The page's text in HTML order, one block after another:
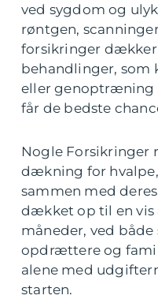
ved sygdom og
røntgen,
forsikringer
behandlinger, som
eller genoptræning
får de bedste
Nogle Forsikringer
dækning for
sammen med
dækket op til en vis
måneder, ved
opdrættere og
alene med
starten.